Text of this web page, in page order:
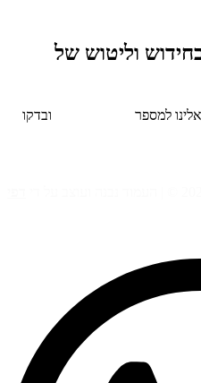
וליטוש של
למספר
ובדקו